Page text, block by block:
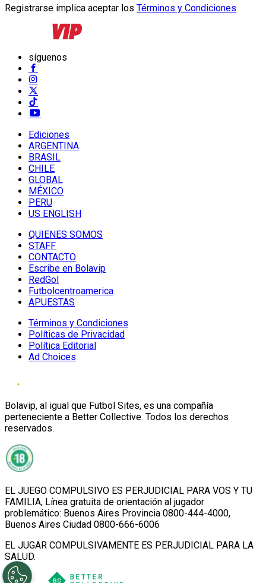
Registrarse implica aceptar los Términos y Condiciones
síguenos
Ediciones
ARGENTINA
BRASIL
CHILE
GLOBAL
MÉXICO
PERU
US ENGLISH
QUIENES SOMOS
STAFF
CONTACTO
Escribe en Bolavip
RedGol
Futbolcentroamerica
APUESTAS
Términos y Condiciones
Políticas de Privacidad
Política Editorial
Ad Choices
Bolavip, al igual que Futbol Sites, es una compañía
perteneciente a Better Collective. Todos los derechos
reservados.
EL JUEGO COMPULSIVO ES PERJUDICIAL PARA VOS Y TU
FAMILIA, Línea gratuita de orientación al jugador
problemático: Buenos Aires Provincia 0800-444-4000,
Buenos Aires Ciudad 0800-666-6006
EL JUGAR COMPULSIVAMENTE ES PERJUDICIAL PARA LA
SALUD.